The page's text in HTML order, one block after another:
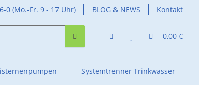
0 (Mo.-Fr. 9 - 17 Uhr) BLOG & NEWS Kontakt
0,00 €
Systemtrenner Trinkwasser